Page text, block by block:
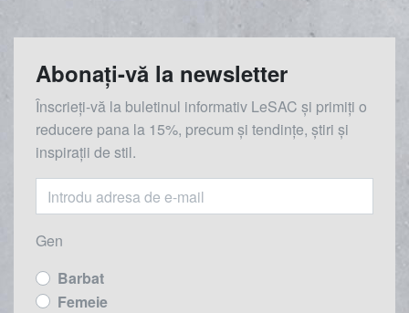
Abonați-vă la newsletter
Înscrieți-vă la buletinul informativ LeSAC și primiți o
reducere pana la 15%, precum și tendințe, știri și
inspirații de stil.
Gen
Barbat
Femeie